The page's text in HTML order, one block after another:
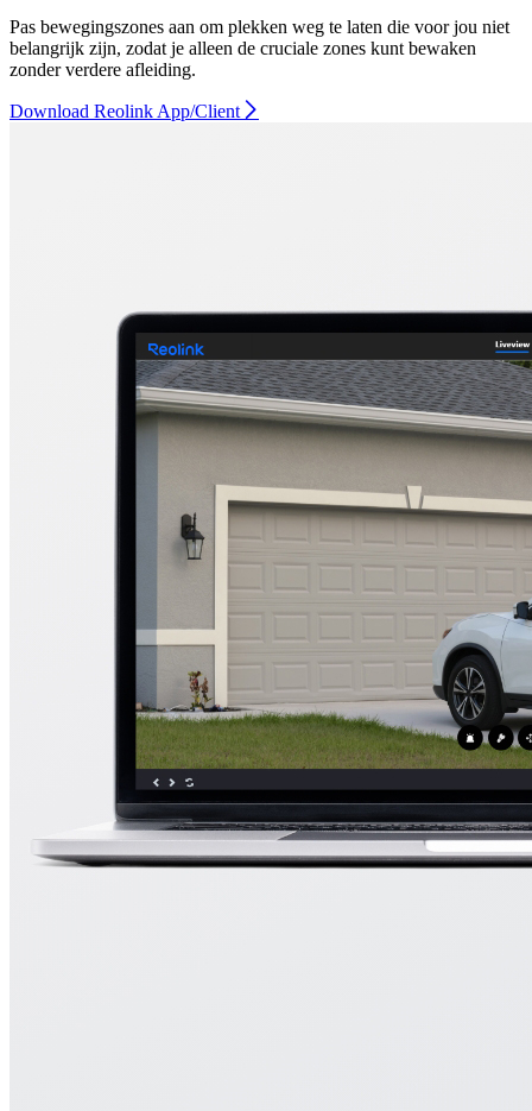
Pas bewegingszones aan om plekken weg te laten die voor jou niet
belangrijk zijn, zodat je alleen de cruciale zones kunt bewaken
zonder verdere afleiding.
Download Reolink App/Client